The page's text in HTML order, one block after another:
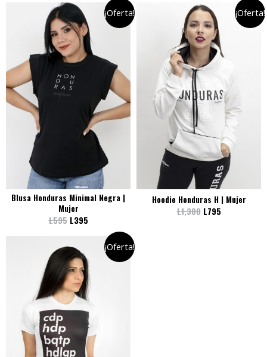
¡Oferta!
Blusa Honduras Minimal Negra |
Mujer
L595 L395
¡Oferta!
Hoodie Honduras H | Mujer
L1,300 L795
¡Oferta!